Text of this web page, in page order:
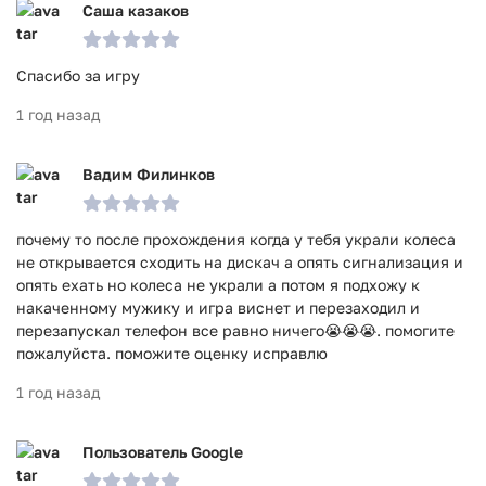
Саша казаков
Спасибо за игру
1 год назад
Вадим Филинков
почему то после прохождения когда у тебя украли колеса
не открывается сходить на дискач а опять сигнализация и
опять ехать но колеса не украли а потом я подхожу к
накаченному мужику и игра виснет и перезаходил и
перезапускал телефон все равно ничего😭😭😭. помогите
пожалуйста. поможите оценку исправлю
1 год назад
Пользователь Google